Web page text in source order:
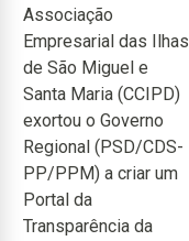
Associação
Empresarial das Ilhas
de São Miguel e
Santa Maria (CCIPD)
exortou o Governo
Regional (PSD/CDS-
PP/PPM) a criar um
Portal da
Transparência da